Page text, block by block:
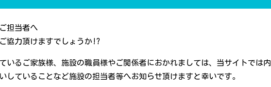
担当者へ
協力頂けますでしょうか!?
いるご家族様、施設の職員様やご関係者におかれましては、当サイトでは内
していることなど施設の担当者等へお知らせ頂けますと幸いです。